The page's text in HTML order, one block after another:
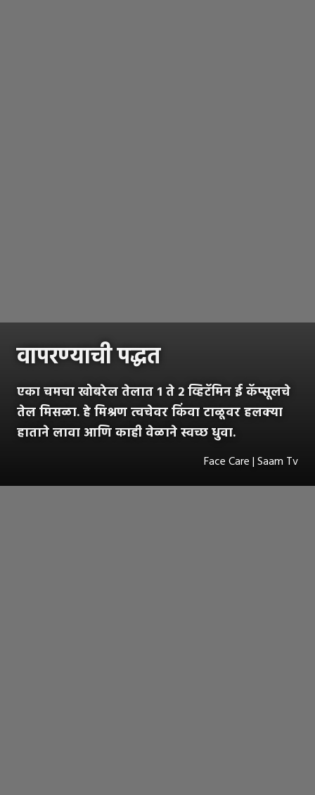
वापरण्याची पद्धत
एका चमचा खोबरेल तेलात 1 ते 2 व्हिटॅमिन ई कॅप्सूलचे
तेल मिसळा. हे मिश्रण त्वचेवर किंवा टाळूवर हलक्या
हाताने लावा आणि काही वेळाने स्वच्छ धुवा.
Face Care | Saam Tv